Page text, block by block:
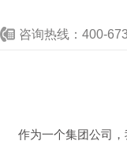
咨询热线：400-
作为一个集团公司